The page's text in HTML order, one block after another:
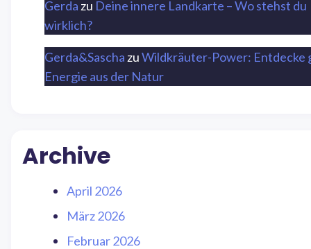
Gerda zu Deine innere Landkarte – Wo stehst du
wirklich?
Gerda&Sascha zuWildkräuter-Power: Entdecke
Energie aus der Natur
Archive
April 2026
März 2026
Februar 2026